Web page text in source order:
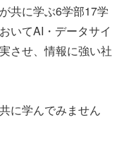
共に学ぶ6学部17学
いてAI・データサイ
させ、情報に強い社
に学んでみません